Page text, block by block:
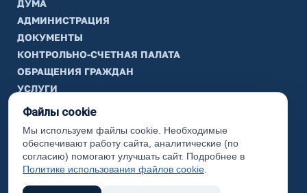
ДУМА
АДМИНИСТРАЦИЯ
ДОКУМЕНТЫ
КОНТРОЛЬНО-СЧЕТНАЯ ПАЛАТА
ОБРАЩЕНИЯ ГРАЖДАН
УСЛУГИ
ТИК
ИНФОРМАЦИЯ
Законодательная карта
Карта сайта
Файлы cookie
Мы используем файлы cookie. Необходимые
обеспечивают работу сайта, аналитические (по
согласию) помогают улучшать сайт. Подробнее в
Политике использования файлов cookie